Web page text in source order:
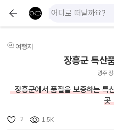
여행지
장흥군 특산
광주
장흥군에서 품질을 보증하는 특
곳
2 1.5K